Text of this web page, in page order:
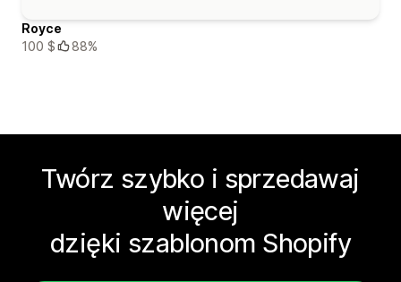
Royce
100 $
88%
Twórz szybko i sprzedawaj
więcej
dzięki szablonom Shopify